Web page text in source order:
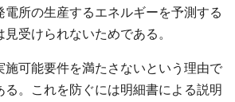
所の生産するエネルギーを予測する
受けられないためである。
施可能要件を満たさないという理由で
る。これを防ぐには明細書による説明